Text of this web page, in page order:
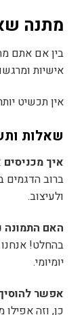
מתנה
בין אם אתם
אישיות
אין תכשיט
שאלות
איך
ברוב הדגמים
ולעיצוב.
האם התמונה
בהחלט!
יומיומי.
אפשר
כן, וזה